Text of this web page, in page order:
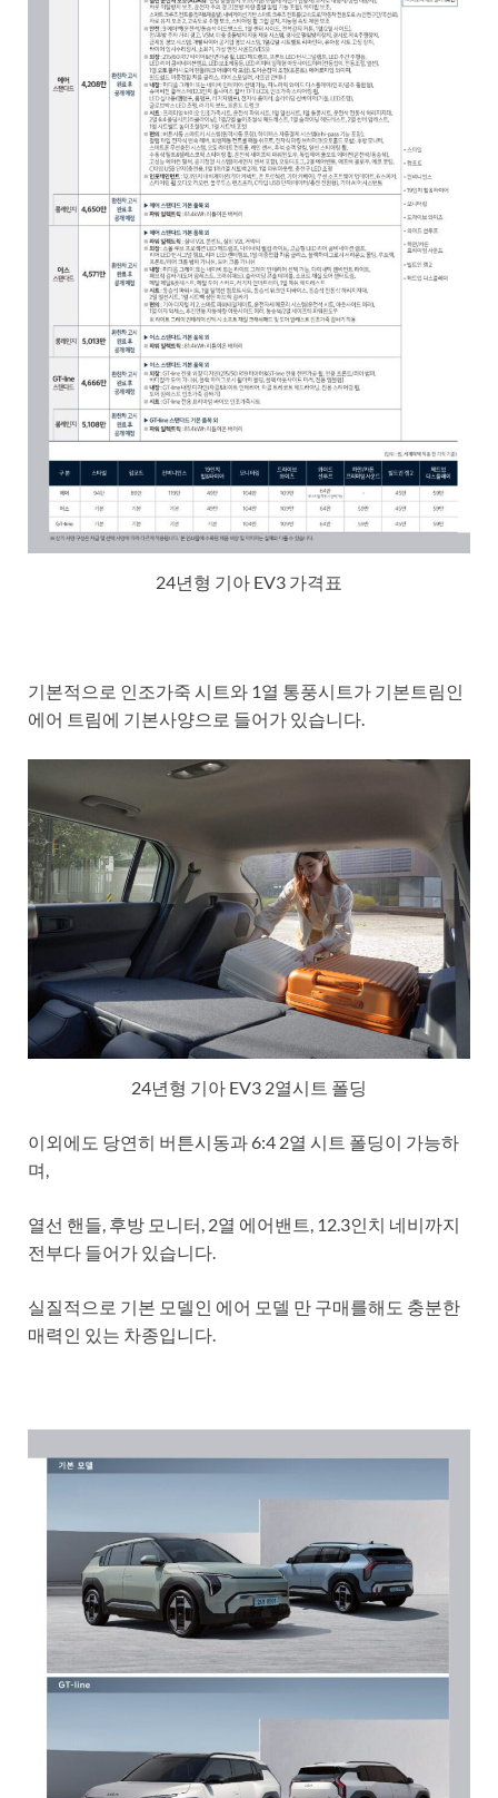
24년형 기아 EV3 가격표
기본적으로 인조가죽 시트와 1열 통풍시트가 기본트림인
에어 트림에 기본사양으로 들어가 있습니다.
24년형 기아 EV3 2열시트 폴딩
이외에도 당연히 버튼시동과 6:4 2열 시트 폴딩이 가능하
며,
열선 핸들, 후방 모니터, 2열 에어밴트, 12.3인치 네비까지
전부다 들어가 있습니다.
실질적으로 기본 모델인 에어 모델 만 구매를해도 충분한
매력인 있는 차종입니다.